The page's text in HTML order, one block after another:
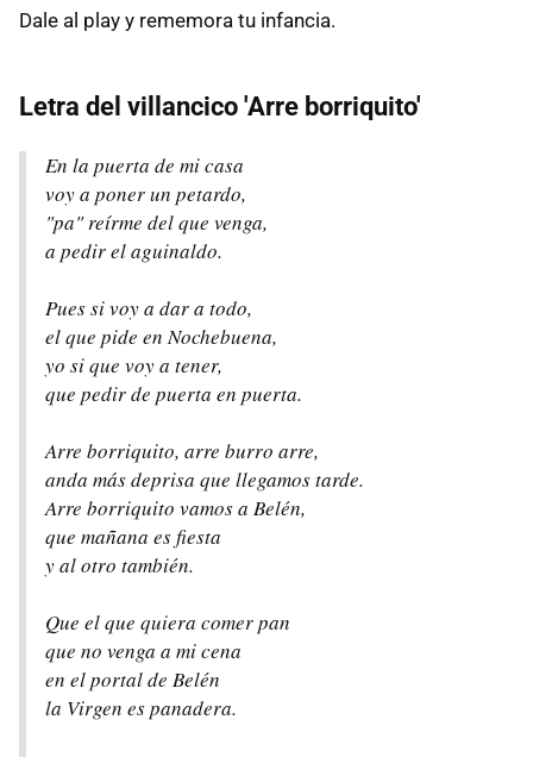
Dale al play y rememora tu infancia.
Letra del villancico 'Arre borriquito'
En la puerta de mi casa
voy a poner un petardo,
"pa" reírme del que venga,
a pedir el aguinaldo.
Pues si voy a dar a todo,
el que pide en Nochebuena,
yo si que voy a tener,
que pedir de puerta en puerta.
Arre borriquito, arre burro arre,
anda más deprisa que llegamos tarde.
Arre borriquito vamos a Belén,
que mañana es fiesta
y al otro también.
Que el que quiera comer pan
que no venga a mi cena
en el portal de Belén
la Virgen es panadera.